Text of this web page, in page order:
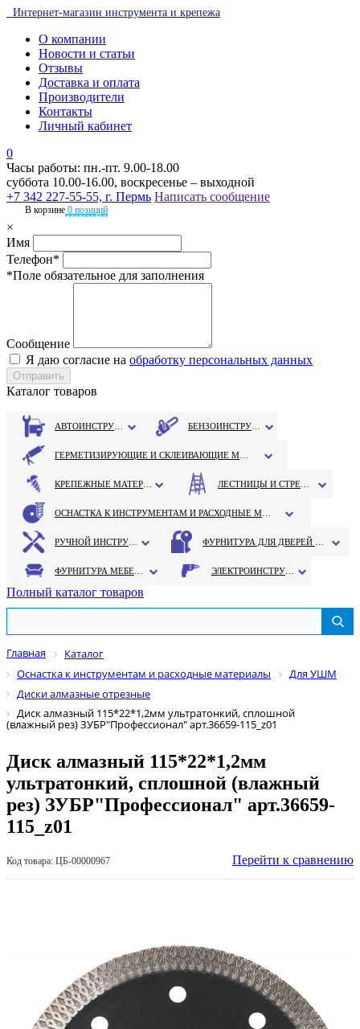
Интернет-магазин инструмента и крепежа
О компании
Новости и статьи
Отзывы
Доставка и оплата
Производители
Контакты
Личный кабинет
0
Часы работы: пн.-пт. 9.00-18.00
суббота 10.00-16.00, воскресенье – выходной
+7 342 227-55-55, г. Пермь Написать сообщение
В корзине 0 позиций
×
Имя
Телефон*
*Поле обязательное для заполнения
Сообщение
Я даю согласие на обработку персональных данных
Каталог товаров
Полный каталог товаров
Главная
Каталог
Оснастка к инструментам и расходные материалы
Для УШМ
Диски алмазные отрезные
Диск алмазный 115*22*1,2мм ультратонкий, сплошной
(влажный рез) ЗУБР"Профессионал" арт.36659-115_z01
Диск алмазный 115*22*1,2мм
ультратонкий, сплошной (влажный
рез) ЗУБР"Профессионал" арт.36659-
115_z01
Код товара: ЦБ-00000967 Перейти к сравнению